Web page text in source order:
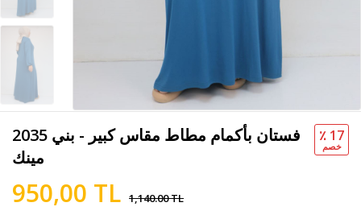
2035 فستان بأكمام مطاط مقاس كبير - بني
مينك
950,00 TL 1,140.00 TL
٪ 17
خصم